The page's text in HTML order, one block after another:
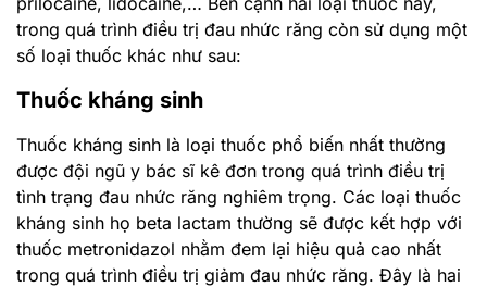
trong quá trình điều trị đau nhức răng còn sử dụng một
số loại thuốc khác như sau:
Thuốc kháng sinh
Thuốc kháng sinh là loại thuốc phổ biến nhất thường
được đội ngũ y bác sĩ kê đơn trong quá trình điều trị
tình trạng đau nhức răng nghiêm trọng. Các loại thuốc
kháng sinh họ beta lactam thường sẽ được kết hợp với
thuốc metronidazol nhằm đem lại hiệu quả cao nhất
trong quá trình điều trị giảm đau nhức răng. Đây là hai